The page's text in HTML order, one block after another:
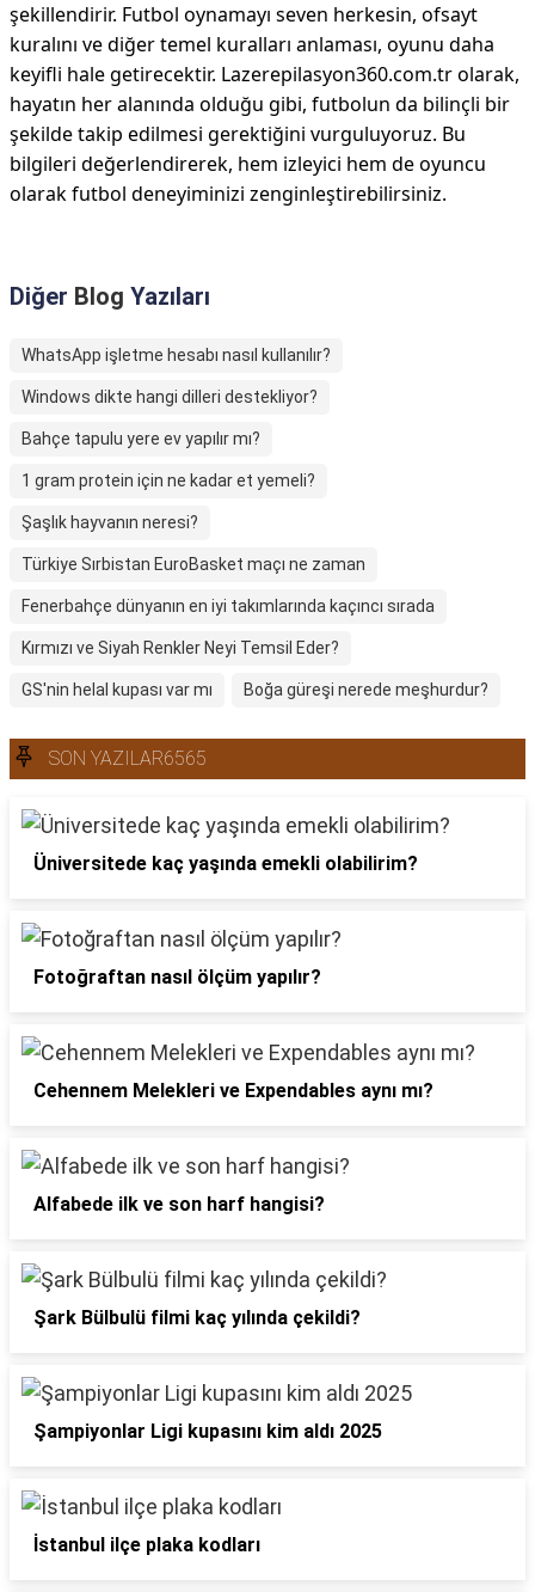
şekillendirir. Futbol oynamayı seven herkesin, ofsayt
kuralını ve diğer temel kuralları anlaması, oyunu daha
keyifli hale getirecektir. Lazerepilasyon360.com.tr olarak,
hayatın her alanında olduğu gibi, futbolun da bilinçli bir
şekilde takip edilmesi gerektiğini vurguluyoruz. Bu
bilgileri değerlendirerek, hem izleyici hem de oyuncu
olarak futbol deneyiminizi zenginleştirebilirsiniz.
Diğer Blog Yazıları
WhatsApp işletme hesabı nasıl kullanılır?
Windows dikte hangi dilleri destekliyor?
Bahçe tapulu yere ev yapılır mı?
1 gram protein için ne kadar et yemeli?
Şaşlık hayvanın neresi?
Türkiye Sırbistan EuroBasket maçı ne zaman
Fenerbahçe dünyanın en iyi takımlarında kaçıncı sırada
Kırmızı ve Siyah Renkler Neyi Temsil Eder?
GS'nin helal kupası var mı Boğa güreşi nerede meşhurdur?
SON YAZILAR6565
Üniversitede kaç yaşında emekli olabilirim?
Fotoğraftan nasıl ölçüm yapılır?
Cehennem Melekleri ve Expendables aynı mı?
Alfabede ilk ve son harf hangisi?
Şark Bülbulü filmi kaç yılında çekildi?
Şampiyonlar Ligi kupasını kim aldı 2025
İstanbul ilçe plaka kodları